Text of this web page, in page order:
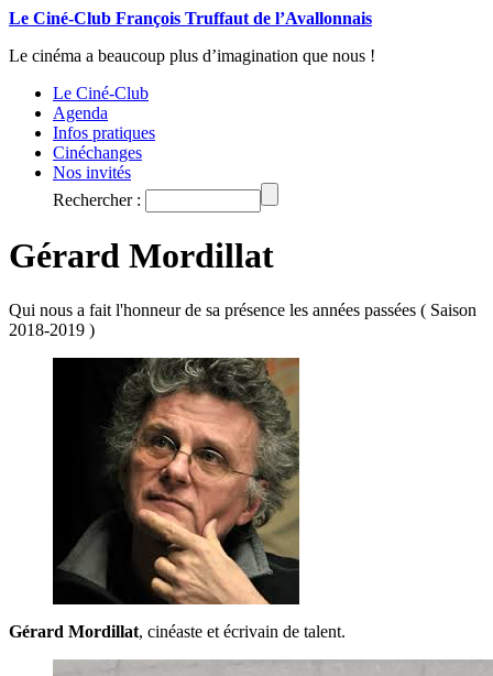
Le Ciné-Club François Truffaut de l’Avallonnais
Le cinéma a beaucoup plus d’imagination que nous !
Le Ciné-Club
Agenda
Infos pratiques
Cinéchanges
Nos invités
Rechercher :
Gérard Mordillat
Qui nous a fait l'honneur de sa présence les années passées ( Saison
2018-2019 )
Gérard Mordillat, cinéaste et écrivain de talent.